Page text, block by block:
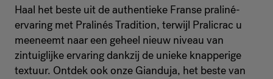
Haal het beste uit de authentieke Franse praliné-
ervaring met Pralinés Tradition, terwijl Pralicrac u
meeneemt naar een geheel nieuw niveau van
zintuiglijke ervaring dankzij de unieke knapperige
textuur. Ontdek ook onze Gianduja, het beste van